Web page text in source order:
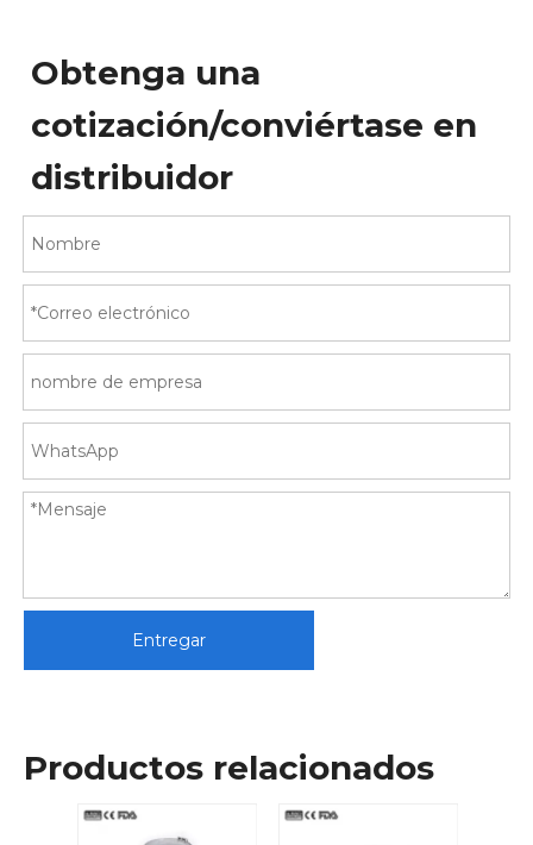
Obtenga una
cotización/conviértase en
distribuidor
Entregar
Productos relacionados